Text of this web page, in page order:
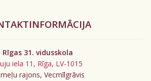
Rīgas 31. vidusskola
iela 11, Rīga, LV-1015
rajons, Vecmīlgrāvis